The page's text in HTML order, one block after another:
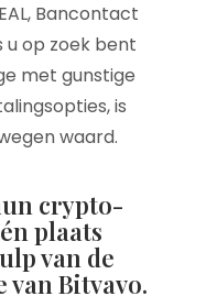
Bancontact
u op zoek bent
met gunstige
is
waard.
crypto-
plaats
van de
Bitvavo.